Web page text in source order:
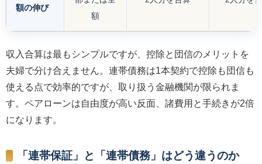
額の伸び
額
収入合算は最もシンプルですが、控除と団信のメリットを
夫婦で分け合えません。連帯債務は1本契約で控除も団信も
使える点で効率的ですが、取り扱う金融機関が限られま
す。ペアローンは自由度が高い反面、諸費用と手続きが2倍
になります。
「連帯保証」と「連帯債務」はどう違うのか